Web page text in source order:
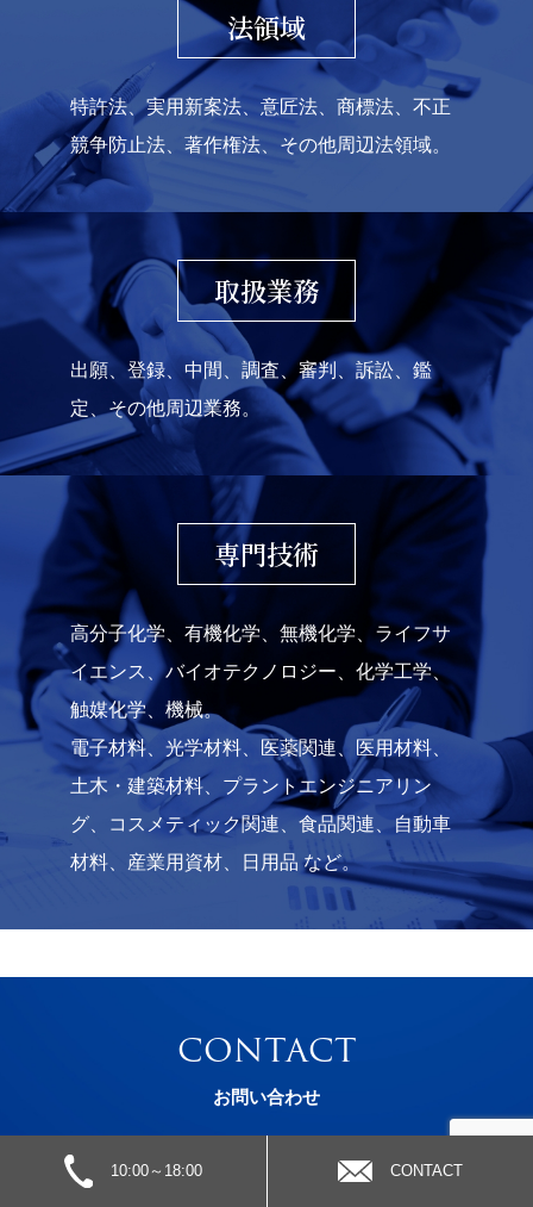
10:00～18:00 CONTACT
法領域
特許法、実用新案法、意匠法、商標法、不正
競争防止法、著作権法、その他周辺法領域。
取扱業務
出願、登録、中間、調査、審判、訴訟、鑑
定、その他周辺業務。
専門技術
高分子化学、有機化学、無機化学、ライフサ
イエンス、バイオテクノロジー、化学工学、
触媒化学、機械。
電子材料、光学材料、医薬関連、医用材料、
土木・建築材料、プラントエンジニアリン
グ、コスメティック関連、食品関連、自動車
材料、産業用資材、日用品 など。
CONTACT
お問い合わせ
お気軽にご相談ください。